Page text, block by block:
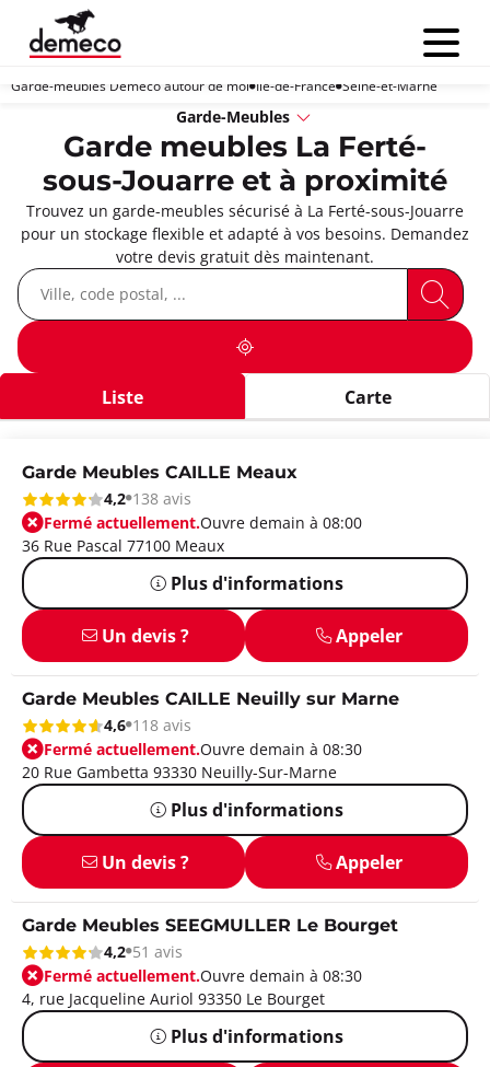
Menu
Garde-meubles Demeco autour de moi Île-de-France Seine-et-Marne
Garde-Meubles
Garde meubles La Ferté-
sous-Jouarre et à proximité
Trouvez un garde-meubles sécurisé à La Ferté-sous-Jouarre
pour un stockage flexible et adapté à vos besoins. Demandez
votre devis gratuit dès maintenant.
Liste Carte
Garde Meubles CAILLE Meaux
4,2 138 avis
Fermé actuellement.Ouvre demain à 08:00
36 Rue Pascal 77100 Meaux
Plus d'informations
Un devis ? Appeler
Garde Meubles CAILLE Neuilly sur Marne
4,6 118 avis
Fermé actuellement.Ouvre demain à 08:30
20 Rue Gambetta 93330 Neuilly-Sur-Marne
Plus d'informations
Un devis ? Appeler
Garde Meubles SEEGMULLER Le Bourget
4,2 51 avis
Fermé actuellement.Ouvre demain à 08:30
4, rue Jacqueline Auriol 93350 Le Bourget
Plus d'informations